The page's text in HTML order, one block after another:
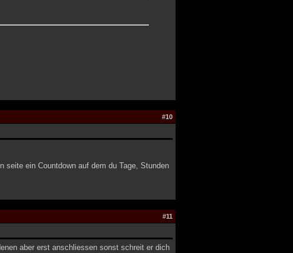
#10
seite ein Countdown auf dem du Tage, Stunden
#11
aber erst anschliessen sonst schreit er dich